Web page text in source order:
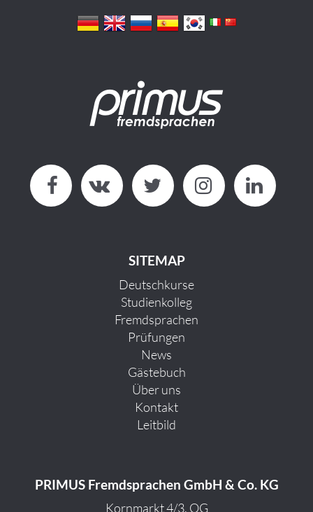
SITEMAP
Deutschkurse
Studienkolleg
Fremdsprachen
Prüfungen
News
Gästebuch
Über uns
Kontakt
Leitbild
PRIMUS Fremdsprachen GmbH & Co. KG
Kornmarkt 4/3. OG